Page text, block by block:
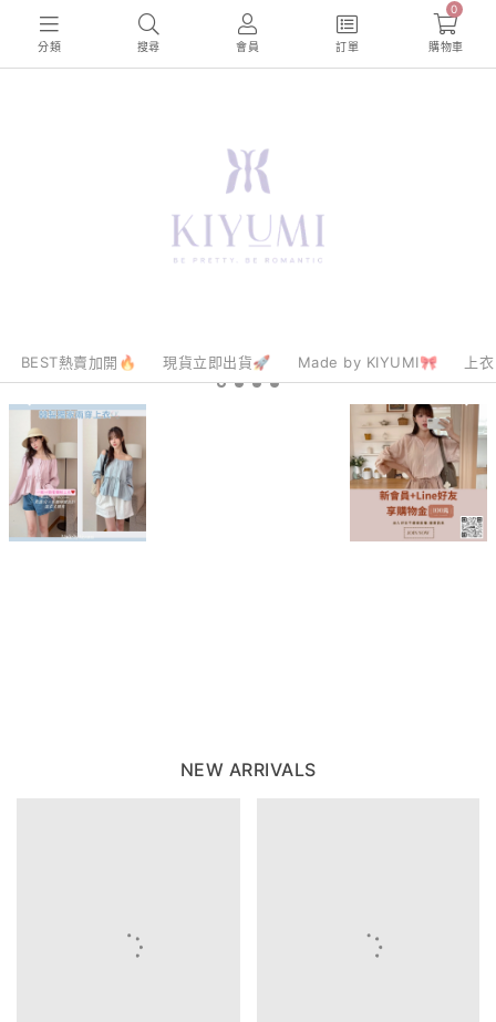
分類 搜尋 會員 訂單
0
購物車
BEST熱賣加開🔥 現貨立即出貨🚀 Made by KIYUMI🎀 上衣
NEW ARRIVALS